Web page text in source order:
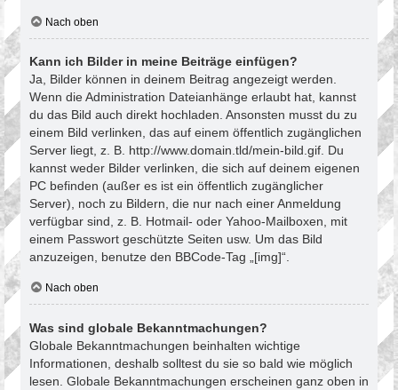
Nach oben
Kann ich Bilder in meine Beiträge einfügen?
Ja, Bilder können in deinem Beitrag angezeigt werden.
Wenn die Administration Dateianhänge erlaubt hat, kannst
du das Bild auch direkt hochladen. Ansonsten musst du zu
einem Bild verlinken, das auf einem öffentlich zugänglichen
Server liegt, z. B. http://www.domain.tld/mein-bild.gif. Du
kannst weder Bilder verlinken, die sich auf deinem eigenen
PC befinden (außer es ist ein öffentlich zugänglicher
Server), noch zu Bildern, die nur nach einer Anmeldung
verfügbar sind, z. B. Hotmail- oder Yahoo-Mailboxen, mit
einem Passwort geschützte Seiten usw. Um das Bild
anzuzeigen, benutze den BBCode-Tag „[img]“.
Nach oben
Was sind globale Bekanntmachungen?
Globale Bekanntmachungen beinhalten wichtige
Informationen, deshalb solltest du sie so bald wie möglich
lesen. Globale Bekanntmachungen erscheinen ganz oben in